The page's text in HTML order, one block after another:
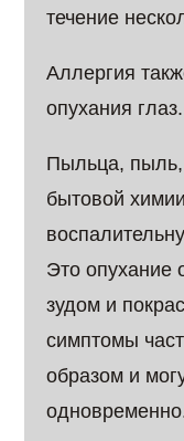
течение
Аллергия
опухания глаз.
Пыльца, пыль,
бытовой
Это опухание
зудом и
симптомы
образом и